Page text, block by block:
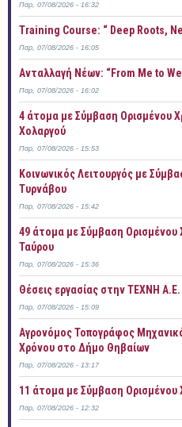
Παρ, 07/08/2026 - 16:32
Training Course: “ Deep Roots,
Παρ, 07/08/2026 - 16:05
Ανταλλαγή Νέων: “From Me to
Παρ, 07/08/2026 - 16:02
4 άτομα με Σύμβαση Ορισμένου
Χολαργού
Παρ, 07/08/2026 - 15:53
Κοινωνικός Λειτουργός με
Τυρνάβου
Παρ, 07/08/2026 - 15:42
49 άτομα με Σύμβαση
Ταύρου
Παρ, 07/08/2026 - 15:36
Θέσεις εργασίας στην ΤΕΧΝΗ Α.Ε.
Παρ, 07/08/2026 - 15:09
Αγρονόμος Τοπογράφος
Χρόνου στο Δήμο Θηβαίων
Παρ, 07/08/2026 - 13:17
11 άτομα με Σύμβαση
Παρ, 07/08/2026 - 12:32